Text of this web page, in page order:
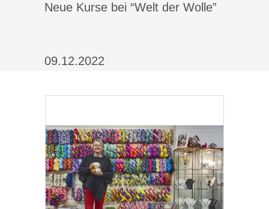
Ausgaben
Kontakt
Impressum
Datenschutz
Neue Kurse bei “Welt der Wolle”
09.12.2022